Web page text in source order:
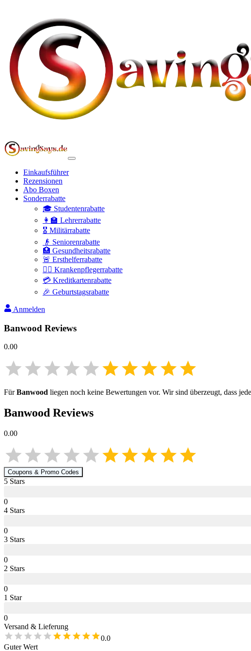
Einkaufsführer
Rezensionen
Abo Boxen
Sonderrabatte
🎓 Studentenrabatte
👩‍🏫 Lehrerrabatte
🎖️ Militärrabatte
👴 Seniorenrabatte
🏥 Gesundheitsrabatte
🚨 Ersthelferrabatte
👩‍⚕️ Krankenpflegerrabatte
💳 Kreditkartenrabatte
🎉 Geburtstagsrabatte
Anmelden
Banwood Reviews
0.00
FürBanwood liegen noch keine Bewertungen vor. Wir sind überzeugt, dass
Banwood Reviews
0.00
Coupons & Promo Codes
5 Stars
0
4 Stars
0
3 Stars
0
2 Stars
0
1 Star
0
Versand & Lieferung
0.0
Guter Wert